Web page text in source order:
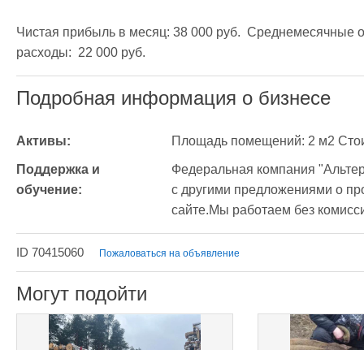
Чистая прибыль в месяц: 38 000 руб.  Среднемесячные
расходы:  22 000 руб.
Подробная информация о бизнесе
Активы: Площадь помещений: 2 м2
Поддержка и
обучение:
Федеральная компания
с другими предложениями о
сайте.Мы работаем без
ID 70415060 Пожаловаться на объявление
Могут подойти